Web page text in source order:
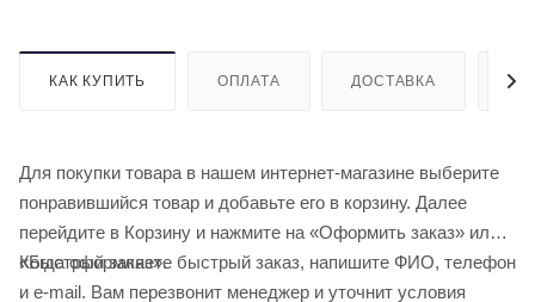
КАК КУПИТЬ ОПЛАТА ДОСТАВКА
Для покупки товара в нашем интернет-магазине выберите
понравившийся товар и добавьте его в корзину. Далее
перейдите в Корзину и нажмите на «Оформить заказ» или
«Быстрый заказ».
Когда оформляете быстрый заказ, напишите ФИО, телефон
и e-mail. Вам перезвонит менеджер и уточнит условия